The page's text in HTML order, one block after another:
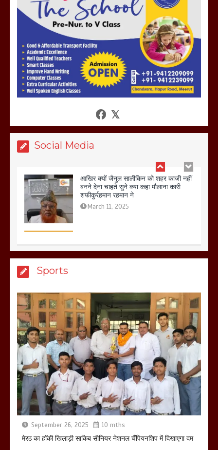
Social Media
होलिका रखने पर लात मार कर होलिका को किया
तहस नहस,मोहल्ले वालों के साथ की गई गाली
गलोच ,कहा अगर रखी गई होली तो होगा खून
March 11, 2025
आखिर क्यों जैनुल सालीकिन को शहर काजी नहीं
शफीकुर्रहमान रहमान ने
बिजली विभाग से परेशान होकर बागपत में एक संत
ने सरकार को दी आमरण अनशन की चेतावनी
March 8, 2025
होलिका रखने पर लात मार कर होलिका को किया
तहस नहस,मोहल्ले वालों के साथ की गई गाली
गलोच ,कहा अगर रखी गई होली तो होगा खून
खराबा,
March 11, 2025
Sports
September 26, 2025 10 mths
मेरठ का हाॅकी खिलाड़ी साकिब सीनियर नेशनल चैंपियनशिप में दिखाएगा दम